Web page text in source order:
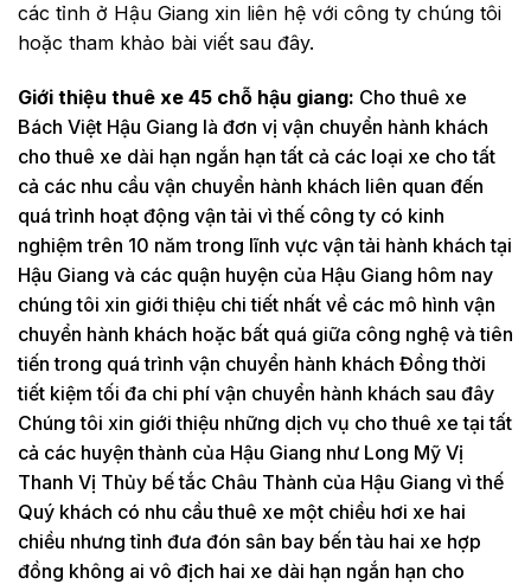
các tỉnh ở Hậu Giang xin liên hệ với công ty chúng tôi
hoặc tham khảo bài viết sau đây.
Giới thiệu thuê xe 45 chỗ hậu giang: Cho thuê xe
Bách Việt Hậu Giang là đơn vị vận chuyển hành khách
cho thuê xe dài hạn ngắn hạn tất cả các loại xe cho tất
cả các nhu cầu vận chuyển hành khách liên quan đến
quá trình hoạt động vận tải vì thế công ty có kinh
nghiệm trên 10 năm trong lĩnh vực vận tải hành khách tại
Hậu Giang và các quận huyện của Hậu Giang hôm nay
chúng tôi xin giới thiệu chi tiết nhất về các mô hình vận
chuyển hành khách hoặc bất quá giữa công nghệ và tiên
tiến trong quá trình vận chuyển hành khách Đồng thời
tiết kiệm tối đa chi phí vận chuyển hành khách sau đây
Chúng tôi xin giới thiệu những dịch vụ cho thuê xe tại tất
cả các huyện thành của Hậu Giang như Long Mỹ Vị
Thanh Vị Thủy bế tắc Châu Thành của Hậu Giang vì thế
Quý khách có nhu cầu thuê xe một chiều hơi xe hai
chiều nhưng tỉnh đưa đón sân bay bến tàu hai xe hợp
đồng không ai vô địch hai xe dài hạn ngắn hạn cho